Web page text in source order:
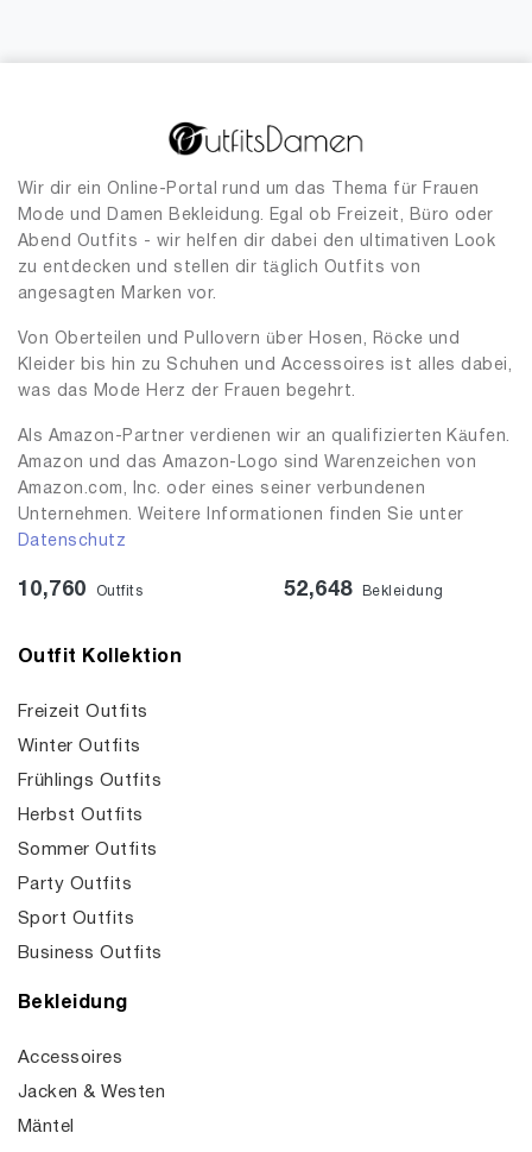
Wir dir ein Online-Portal rund um das Thema für Frauen
Mode und Damen Bekleidung. Egal ob Freizeit, Büro oder
Abend Outfits - wir helfen dir dabei den ultimativen Look
zu entdecken und stellen dir täglich Outfits von
angesagten Marken vor.
Von Oberteilen und Pullovern über Hosen, Röcke und
Kleider bis hin zu Schuhen und Accessoires ist alles dabei,
was das Mode Herz der Frauen begehrt.
Als Amazon-Partner verdienen wir an qualifizierten Käufen.
Amazon und das Amazon-Logo sind Warenzeichen von
Amazon.com, Inc. oder eines seiner verbundenen
Unternehmen. Weitere Informationen finden Sie unter
Datenschutz
10,760 Outfits 52,648 Bekleidung
Outfit Kollektion
Freizeit Outfits
Winter Outfits
Frühlings Outfits
Herbst Outfits
Sommer Outfits
Party Outfits
Sport Outfits
Business Outfits
Bekleidung
Accessoires
Jacken & Westen
Mäntel